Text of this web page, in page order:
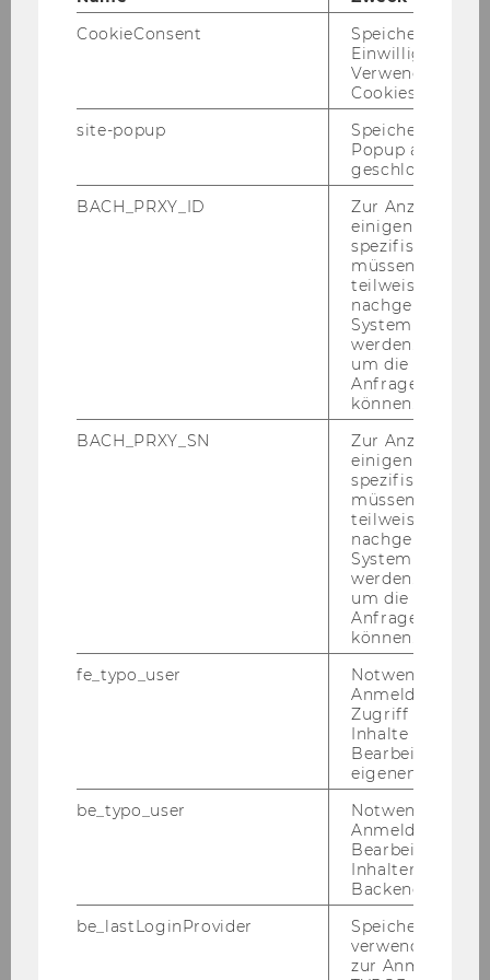
In­sti­tu­te for Sta­tis­tics and Ma­the­ma­
is cur­r­ent­ly in­vi­ting ap­p­li­ca­ti­ons fora full­
time As­si­stant Pro­fes­sor, non-​tenure track
em­ployee sub­ject to the
terms of the Collec­ti­ve Bar­gai­ning Agree­ment
for Uni­ver­si­ty Staff -
An­ge­stell­te/r gemäß Kol­
lek­tiv­ver­trag für die Ar­beit­neh­mer/innen der
; gross month­ly sa­la­ry, paid 14
times per year: Euro 3,590.70). This em­ployee
po­si­ti­on will be li­mi­ted to a pe­ri­od of 6 years,
(commencement date subject to change).
Please note that under the terms of the WU
personnel development plan, the position of
Assistant Professor, non-tenure track, is limited
to an employment period of not more than six
years. Applicants who are already employed at
WU as substitute employees can therefore only
be employed for the time remaining to
complete the six-year period. Persons who
have already been employed at WU in an
Assistant Professor, non-tenure track position
cannot be re-employed in this position at WU
(except as a substitute employee) due to legal
- Independent as well as collaborative research
within the Bayesians@WU Group, chaired by
Sylvia Frühwirth-Schnatter, focusing on
methodological and computational aspects
within new research topics in Bayesian
CookieConsent
Speichert Ihre
Einwilligung zur
Verwendung von
Cookies.
site-popup
Speichert ob ein
Popup
geschlossen
BACH_PRXY_ID
Zur Anzeige von
einigen WU-
spezifischen
müssen
teilweise von
nachgelagerten
System
werden.
um die Antwort
Anfrage
können.
BACH_PRXY_SN
Zur Anzeige von
einigen WU-
spezifischen
müssen
teilweise von
nachgelagerten
System
werden.
um die Antwort
Anfrage
können.
fe_typo_user
Notwendig für
Anmeldung und
Zugriff auf
Inhalte oder zur
Bearbeitung des
eigenen Profils.
be_typo_user
Notwendig für
Anmeldung und
Bearbeitung von
Inhalten im
Backend.
be_lastLoginProvider
Speichert die
verwendete
zur Anmeldung